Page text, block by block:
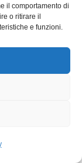
il comportamento di
o ritirare il
e funzioni.